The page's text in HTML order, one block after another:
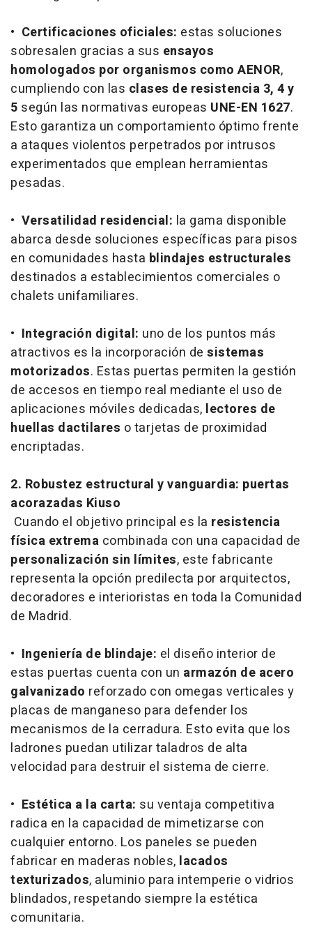
• Certificaciones oficiales: estas soluciones
sobresalen gracias a sus ensayos
homologados por organismos como AENOR,
cumpliendo con las clases de resistencia 3, 4 y
5 según las normativas europeas UNE-EN 1627.
Esto garantiza un comportamiento óptimo frente
a ataques violentos perpetrados por intrusos
experimentados que emplean herramientas
pesadas.
• Versatilidad residencial: la gama disponible
abarca desde soluciones específicas para pisos
en comunidades hasta blindajes estructurales
destinados a establecimientos comerciales o
chalets unifamiliares.
• Integración digital: uno de los puntos más
atractivos es la incorporación de sistemas
motorizados. Estas puertas permiten la gestión
de accesos en tiempo real mediante el uso de
aplicaciones móviles dedicadas, lectores de
huellas dactilares o tarjetas de proximidad
encriptadas.
2. Robustez estructural y vanguardia: puertas
acorazadas Kiuso
Cuando el objetivo principal es la resistencia
física extrema combinada con una capacidad de
personalización sin límites, este fabricante
representa la opción predilecta por arquitectos,
decoradores e interioristas en toda la Comunidad
de Madrid.
• Ingeniería de blindaje: el diseño interior de
estas puertas cuenta con un armazón de acero
galvanizado reforzado con omegas verticales y
placas de manganeso para defender los
mecanismos de la cerradura. Esto evita que los
ladrones puedan utilizar taladros de alta
velocidad para destruir el sistema de cierre.
• Estética a la carta: su ventaja competitiva
radica en la capacidad de mimetizarse con
cualquier entorno. Los paneles se pueden
fabricar en maderas nobles, lacados
texturizados, aluminio para intemperie o vidrios
blindados, respetando siempre la estética
comunitaria.